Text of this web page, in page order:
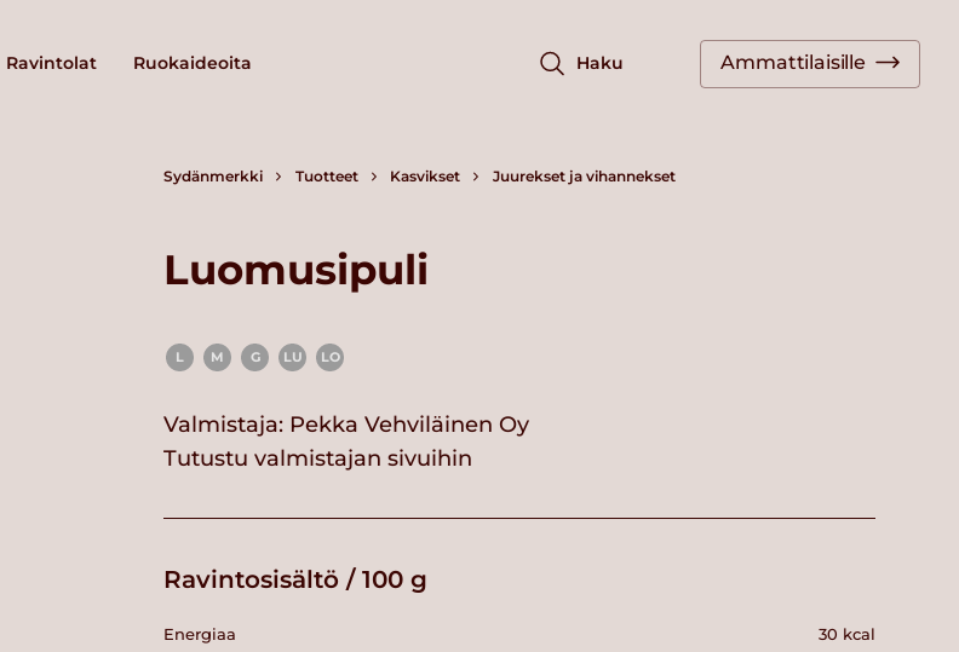
Ravintolat Ruokaideoita Haku Ammattilaisille
Sydänmerkki Tuotteet Kasvikset Juurekset ja vihannekset
Luomusipuli
L M G LU LO
Valmistaja: Pekka Vehviläinen Oy
Tutustu valmistajan sivuihin
Ravintosisältö / 100 g
Energiaa 30 kcal